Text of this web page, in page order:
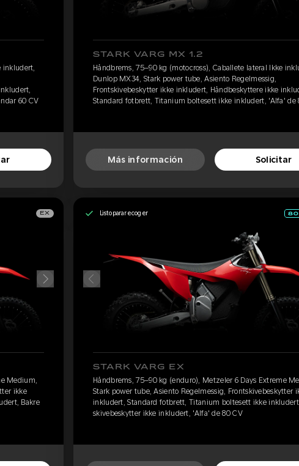
inkludert,
60 CV
STARK VARG MX 1.2
Håndbrems, 75–90 kg (motocross), Caballete lateral Ikke
Dunlop MX34, Stark power tube, Asiento Regelmessig,
Frontskivebeskytter ikke inkludert, Håndbeskyttere ikke
Standard fotbrett, Titanium boltesett ikke inkludert, 'Alfa' de
Más información Solicitar
EX
Medium,
ikke
Bakre
Listo para recoger
STARK VARG EX
Håndbrems, 75–90 kg (enduro), Metzeler 6 Days Extreme
Stark power tube, Asiento Regelmessig, Frontskivebeskytter
inkludert, Standard fotbrett, Titanium boltesett ikke
skivebeskytter ikke inkludert, 'Alfa' de 80 CV